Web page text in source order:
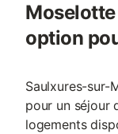
option
Saulxures-sur-
pour un séjour
logements